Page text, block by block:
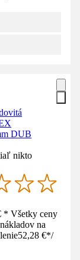
DUB
nikto
Všetky ceny
na
52,28 €*/